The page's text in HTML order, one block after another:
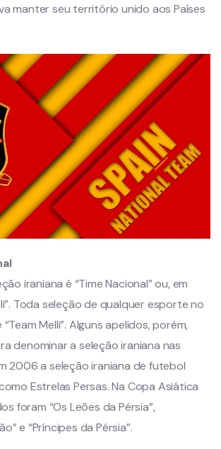
manter seu território unido aos Países
iraniana é “Time Nacional” ou, em
Toda seleção de qualquer esporte no
Melli”. Alguns apelidos, porém,
denominar a seleção iraniana nas
2006 a seleção iraniana de futebol
Estrelas Persas. Na Copa Asiática
foram “Os Leões da Pérsia”,
e “Príncipes da Pérsia”.